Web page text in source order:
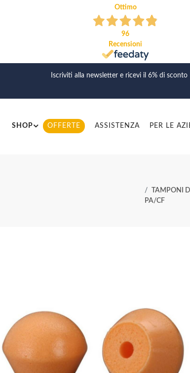
Ottimo
96
Recensioni
Iscriviti alla newsletter e ricevi il 6% di sconto
SHOP OFFERTE ASSISTENZA PER LE
TAMPONI
PA/CF